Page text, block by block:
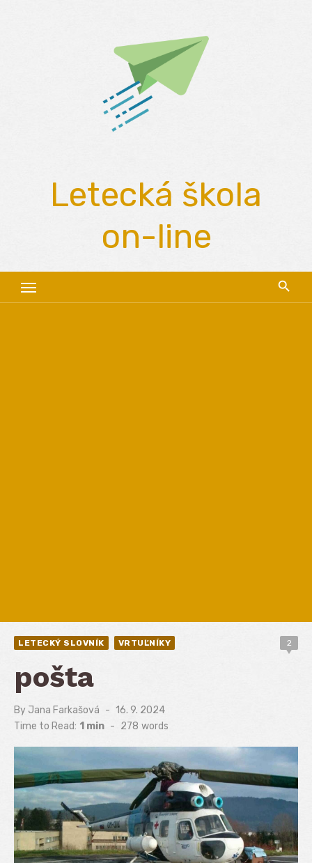
Letecká škola
on-line
LETECKÝ SLOVNÍK VRTUĽNÍKY 2
pošta
By Jana Farkašová
Posted
on
16. 9. 2024
Time to Read: 1 min - 278 words